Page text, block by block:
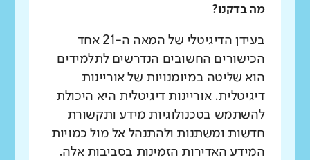
מה בדקנו?
בעידן הדיגיטלי של המאה ה-21 אחד
הכישורים החשובים הנדרשים לתלמידים
הוא שליטה במיומנויות של אוריינות
דיגיטלית. אוריינות דיגיטלית היא היכולת
להשתמש בטכנולוגיות מידע ותקשורת
חדשות ומשתנות ולהתנהל אל מול כמויות
המידע האדירות הזמינות בסביבות אלה.